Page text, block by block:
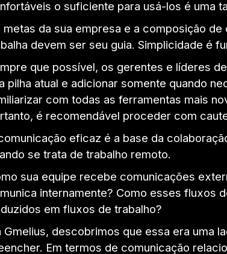
o suficiente para usá-los é uma
metas da sua empresa e a composição
devem ser seu guia. Simplicidade é
que possível, os gerentes e líderes
pilha atual e adicionar somente quando
com todas as ferramentas mais
é recomendável proceder com
eficaz é a base da
se trata de trabalho remoto.
sua equipe recebe comunicações
internamente? Como esses fluxos
em fluxos de trabalho?
Gmelius, descobrimos que essa era uma
Em termos de comunicação